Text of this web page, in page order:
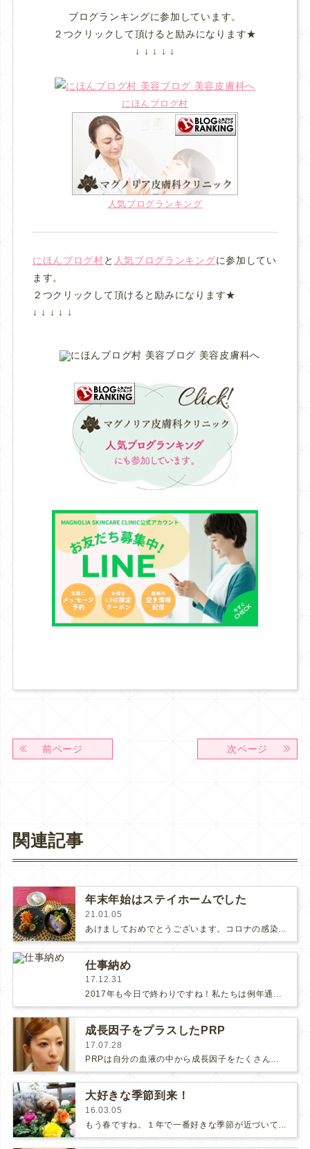
ブログランキングに参加しています。
２つクリックして頂けると励みになります★
↓ ↓ ↓ ↓ ↓
にほんブログ村
人気ブログランキング
にほんブログ村と 人気ブログランキングに参加してい
ます。
２つクリックして頂けると励みになります★
↓ ↓ ↓ ↓ ↓
前ページ 次ページ
関連記事
年末年始はステイホームでした
21.01.05
仕事納め
17.12.31
2017年も今日で終わりですね！私たちは例年通り、大晦日まで診療していて、先ほど、最後の患者様の治療が終了しました。今日は…
成長因子をプラスしたPRP
17.07.28
PRPは自分の血液の中から成長因子をたくさん含む血小板を凝縮した成分を肌の気になる部分に戻して若返りや肌質改善を図る治療です。…
大好きな季節到来！
16.03.05